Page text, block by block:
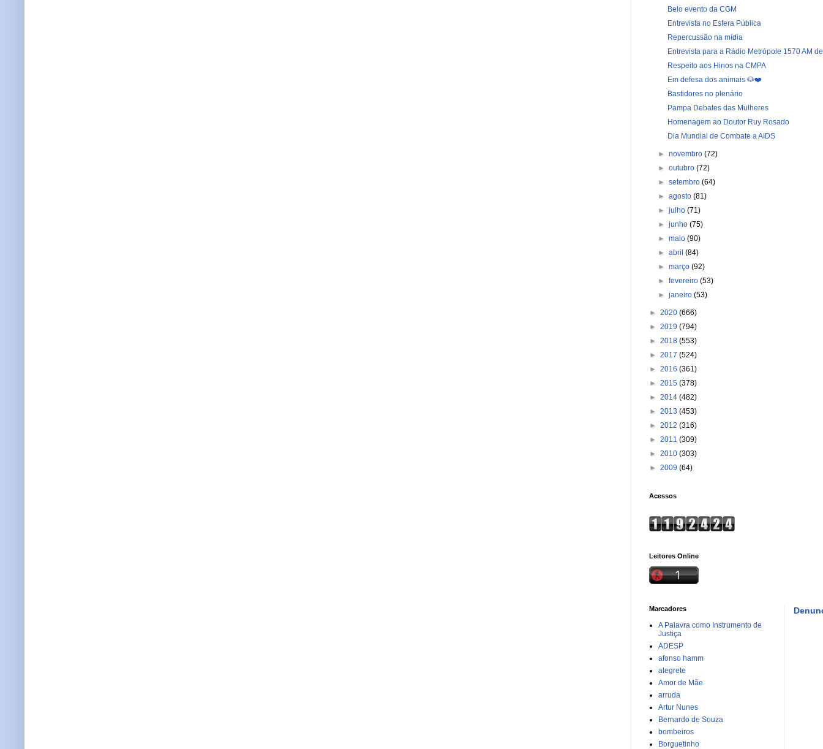
Belo evento da CGM
Entrevista no Esfera Pública
Repercussão na mídia
Entrevista para a Rádio Metrópole 1570 AM
Respeito aos Hinos na CMPA
Em defesa dos animais 🐶❤️
Bastidores no plenário
Pampa Debates das Mulheres
Homenagem ao Doutor Ruy Rosado
Dia Mundial de Combate a AIDS
►novembro(72)
►outubro(72)
►setembro(64)
►agosto(81)
►julho(71)
►junho(75)
►maio(90)
►abril(84)
►março(92)
►fevereiro(53)
►janeiro(53)
► 2020 (666)
► 2019 (794)
► 2018 (553)
► 2017 (524)
► 2016 (361)
► 2015 (378)
► 2014 (482)
► 2013 (453)
► 2012 (316)
► 2011 (309)
► 2010 (303)
► 2009 (64)
Acessos
Leitores Online
Marcadores
A Palavra como Instrumento de
Justiça
ADESP
afonso hamm
alegrete
Amor de Mãe
arruda
Artur Nunes
Bernardo de Souza
bombeiros
Borguetinho